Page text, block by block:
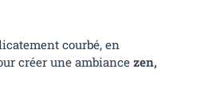
courbé, en
créer une ambiancezen,